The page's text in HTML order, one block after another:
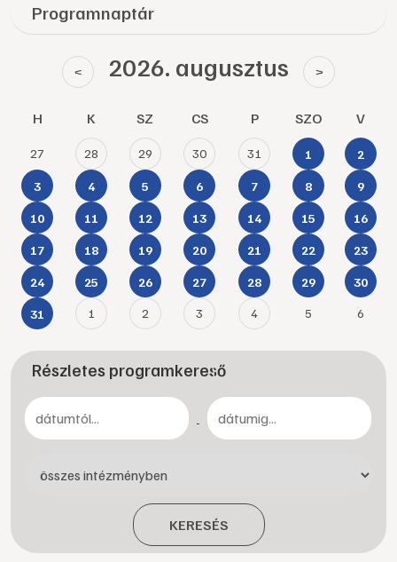
Programnaptár
< 2026. augusztus >
H K SZ CS P SZO V
27 28 29 30 31 1 2
3 4 5 6 7 8 9
10 11 12 13 14 15 16
17 18 19 20 21 22 23
24 25 26 27 28 29 30
31 1 2 3 4 5 6
Részletes programkereső
-
KERESÉS